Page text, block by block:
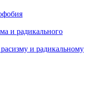
и радикального
и радикальному